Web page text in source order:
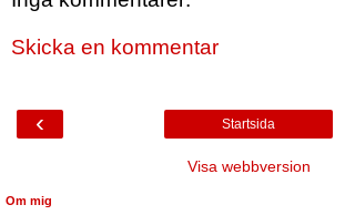
Skicka en kommentar
‹ Startsida
Visa webbversion
Om mig